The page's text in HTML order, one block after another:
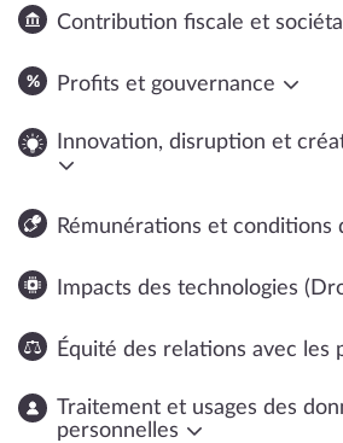
Contribution fiscale et
Profits et gouvernance
Innovation, disruption et
Rémunérations et conditions
Impacts des technologies
Équité des relations avec les
Traitement et usages des
personnelles